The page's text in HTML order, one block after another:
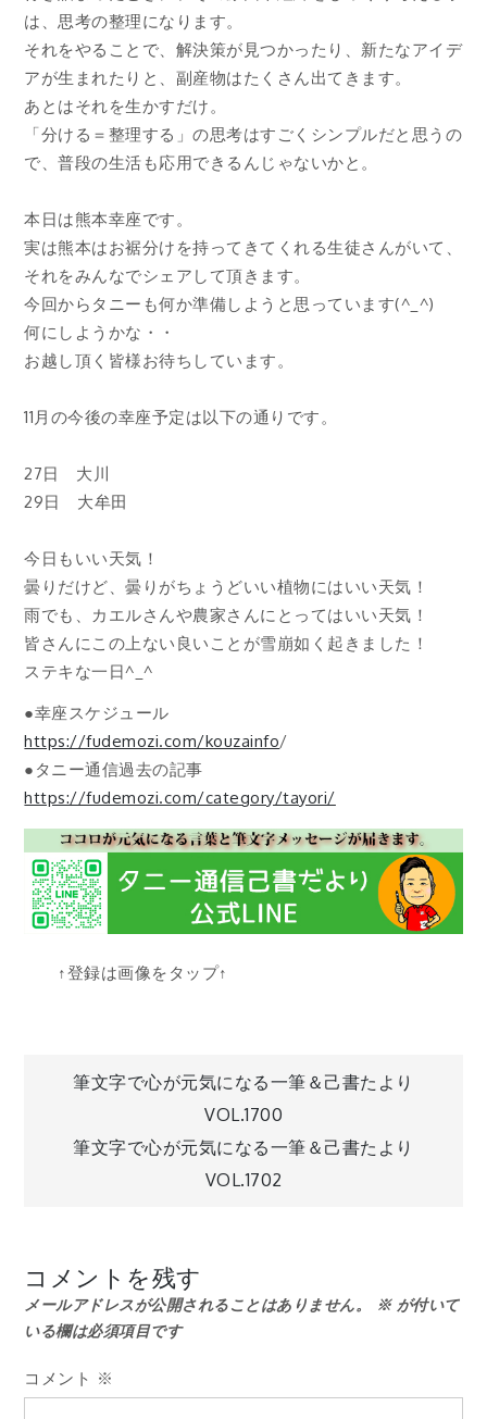
は、思考の整理になります。
それをやることで、解決策が見つかったり、新たなアイデ
アが生まれたりと、副産物はたくさん出てきます。
あとはそれを生かすだけ。
「分ける＝整理する」の思考はすごくシンプルだと思うの
で、普段の生活も応用できるんじゃないかと。
本日は熊本幸座です。
実は熊本はお裾分けを持ってきてくれる生徒さんがいて、
それをみんなでシェアして頂きます。
今回からタニーも何か準備しようと思っています(^_^)
何にしようかな・・
お越し頂く皆様お待ちしています。
11月の今後の幸座予定は以下の通りです。
27日 大川
29日 大牟田
今日もいい天気！
曇りだけど、曇りがちょうどいい植物にはいい天気！
雨でも、カエルさんや農家さんにとってはいい天気！
皆さんにこの上ない良いことが雪崩如く起きました！
ステキな一日^_^
●幸座スケジュール
https://fudemozi.com/kouzainfo/
●タニー通信過去の記事
https://fudemozi.com/category/tayori/
↑登録は画像をタップ↑
投
稿
ビ
ゲ
ー
筆文字で心が元気になる一筆＆己書たより
VOL.1700
筆文字で心が元気になる一筆＆己書たより
VOL.1702
コメントを残す
メールアドレスが公開されることはありません。 ※が付いて
いる欄は必須項目です
コメント ※